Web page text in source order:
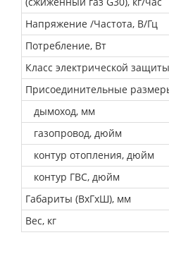
Напряжение /Частота, В/Гц
Потребление, Вт
Класс электрической защиты
Присоединительные
дымоход, мм
газопровод, дюйм
контур отопления, дюйм
контур ГВС, дюйм
Габариты (ВхГхШ), мм
Вес, кг